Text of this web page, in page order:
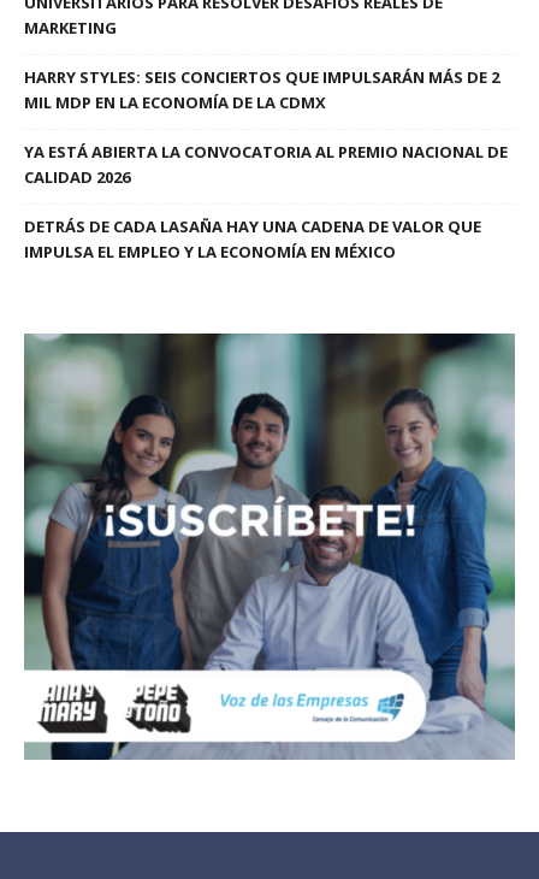
MARKETING
HARRY STYLES: SEIS CONCIERTOS QUE IMPULSARÁN MÁS DE 2
MIL MDP EN LA ECONOMÍA DE LA CDMX
YA ESTÁ ABIERTA LA CONVOCATORIA AL PREMIO NACIONAL DE
CALIDAD 2026
DETRÁS DE CADA LASAÑA HAY UNA CADENA DE VALOR QUE
IMPULSA EL EMPLEO Y LA ECONOMÍA EN MÉXICO